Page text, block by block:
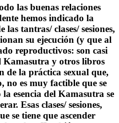
las buenas relaciones
hemos indicado la
tantras/ clases/ sesiones,
su ejecución (y que al
reproductivos: son casi
Kamasutra y otros libros
de la práctica sexual que,
no es muy factible que se
esencia del Kamasutra se
Esas clases/ sesiones,
se tiene que ascender